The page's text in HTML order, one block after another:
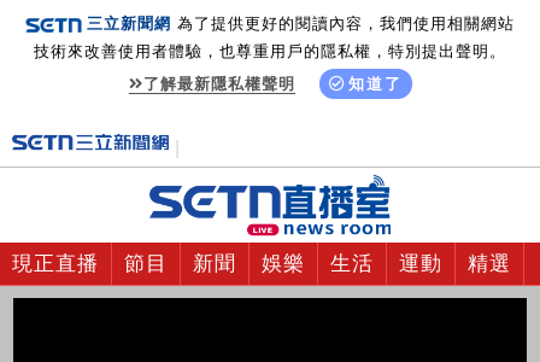
三立新聞網 為了提供更好的閱讀內容，我們使用相關網站
技術來改善使用者體驗，也尊重用戶的隱私權，特別提出聲明。
了解最新隱私權聲明
知道了
現正直播 節目 新聞 娛樂 生活 運動 精選